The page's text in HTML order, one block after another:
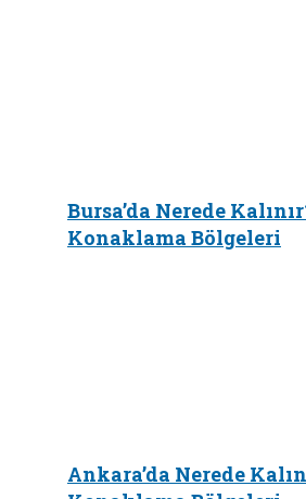
Bursa’da Nerede
Konaklama Bölgeleri
Ankara’da Nerede